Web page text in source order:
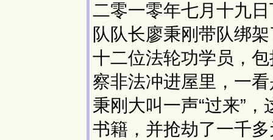
二零一零年七月十九
队队长廖秉刚带队绑
十二位法轮功学员，
察非法冲进屋里，一
秉刚大叫一声“过来”
书籍，并抢劫了一千